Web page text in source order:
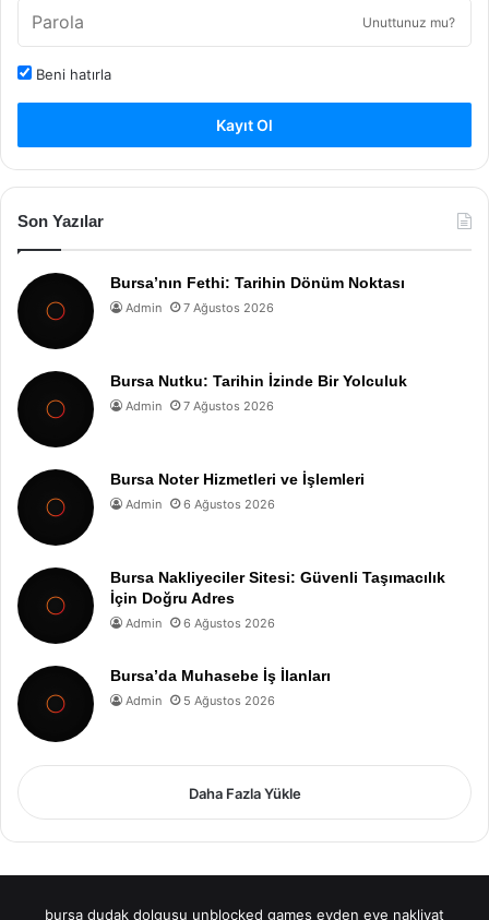
Unuttunuz mu?
Beni hatırla
Kayıt Ol
Son Yazılar
Bursa’nın Fethi: Tarihin Dönüm Noktası
Admin 7 Ağustos 2026
Bursa Nutku: Tarihin İzinde Bir Yolculuk
Admin 7 Ağustos 2026
Bursa Noter Hizmetleri ve İşlemleri
Admin 6 Ağustos 2026
Bursa Nakliyeciler Sitesi: Güvenli Taşımacılık
İçin Doğru Adres
Admin 6 Ağustos 2026
Bursa’da Muhasebe İş İlanları
Admin 5 Ağustos 2026
Daha Fazla Yükle
bursa dudak dolgusu unblocked games evden eve nakliyat